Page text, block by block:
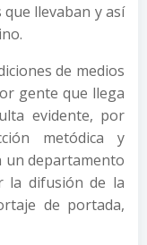
llevaban y así
de medios
gente que llega
evidente, por
metódica y
un departamento
la difusión de la
de portada,